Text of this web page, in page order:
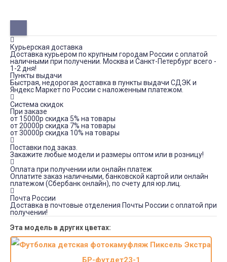
Курьерская доставка
Доставка курьером по крупным городам России с оплатой
наличными при получении. Москва и Санкт-Петербург всего -
1-2 дня!
Пункты выдачи
Быстрая, недорогая доставка в пункты выдачи СДЭК и
Яндекс Маркет по России с наложенным платежом.
Система скидок
При заказе
от 15000р скидка 5% на товары
от 20000р скидка 7% на товары
от 30000р скидка 10% на товары
Поставки под заказ.
Закажите любые модели и размеры оптом или в розницу!
Оплата при получении или онлайн платеж
Оплатите заказ наличными, банковской картой или онлайн
платежом (Сбербанк онлайн), по счету для юр.лиц.
Почта России
Доставка в почтовые отделения Почты России с оплатой при
получении!
Эта модель в других цветах: